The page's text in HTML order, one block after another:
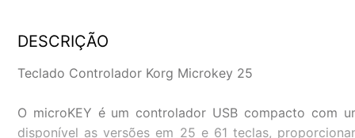
DESCRIÇÃO
Teclado Controlador Korg Microkey 25
O microKEY é um controlador USB compacto com
disponível as versões em 25 e 61 teclas,